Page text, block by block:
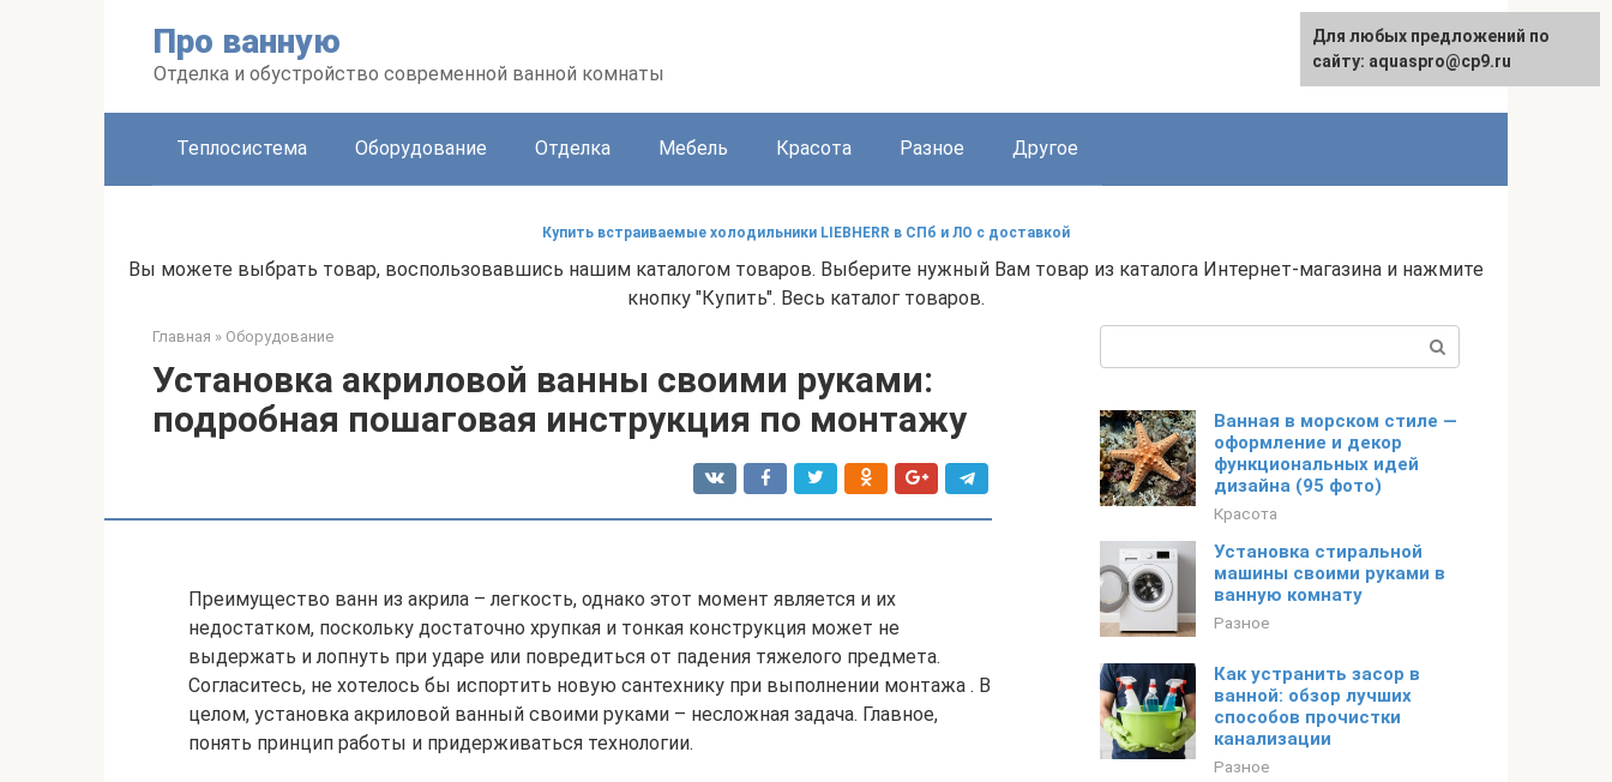
Про ванную
Отделка и обустройство современной ванной комнаты
Теплосистема Оборудование Отделка Мебель Красота Разное Другое
Купить встраиваемые холодильники LIEBHERR в СПб и ЛО с доставкой
Вы можете выбрать товар, воспользовавшись нашим каталогом товаров. Выберите нужный Вам товар из каталога Интернет-магазина и нажмите
кнопку "Купить". Весь каталог товаров.
Главная » Оборудование
Установка акриловой ванны своими руками:
подробная пошаговая инструкция по монтажу
Преимущество ванн из акрила – легкость, однако этот момент является и их
недостатком, поскольку достаточно хрупкая и тонкая конструкция может не
выдержать и лопнуть при ударе или повредиться от падения тяжелого предмета.
Согласитесь, не хотелось бы испортить новую сантехнику при выполнении монтажа . В
целом, установка акриловой ванный своими руками – несложная задача. Главное,
понять принцип работы и придерживаться технологии.
Ванная в морском стиле —
оформление и декор
функциональных идей
дизайна (95 фото)
Красота
Установка стиральной
машины своими руками в
ванную комнату
Разное
Как устранить засор в
ванной: обзор лучших
способов прочистки
канализации
Разное
Для любых предложений по
сайту: aquaspro@cp9.ru